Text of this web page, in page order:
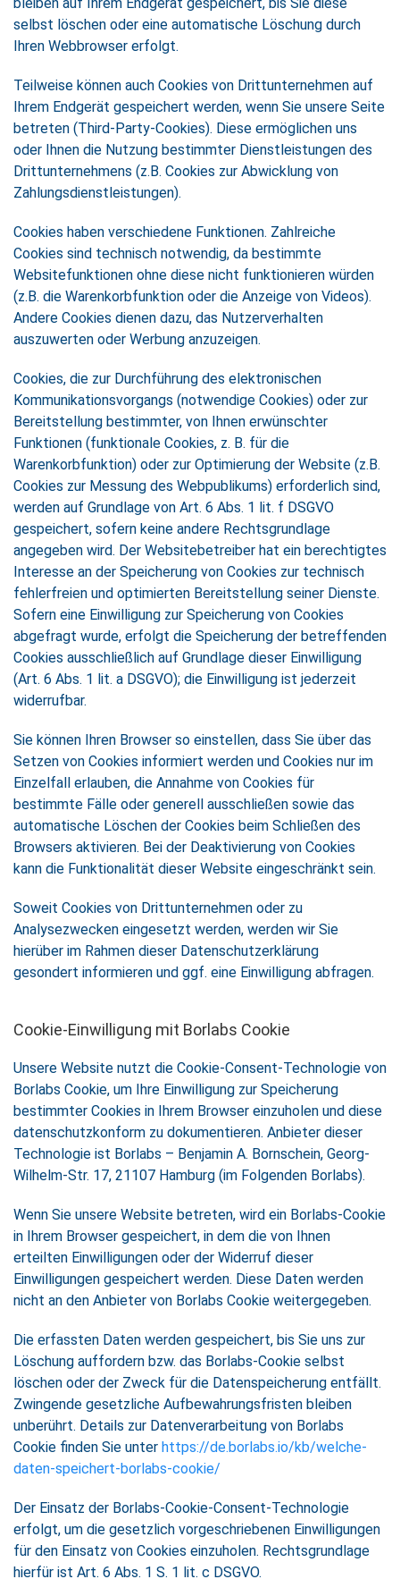
selbst löschen oder eine automatische Löschung durch
Ihren Webbrowser erfolgt.
Teilweise können auch Cookies von Drittunternehmen auf
Ihrem Endgerät gespeichert werden, wenn Sie unsere Seite
betreten (Third-Party-Cookies). Diese ermöglichen uns
oder Ihnen die Nutzung bestimmter Dienstleistungen des
Drittunternehmens (z.B. Cookies zur Abwicklung von
Zahlungsdienstleistungen).
Cookies haben verschiedene Funktionen. Zahlreiche
Cookies sind technisch notwendig, da bestimmte
Websitefunktionen ohne diese nicht funktionieren würden
(z.B. die Warenkorbfunktion oder die Anzeige von Videos).
Andere Cookies dienen dazu, das Nutzerverhalten
auszuwerten oder Werbung anzuzeigen.
Cookies, die zur Durchführung des elektronischen
Kommunikationsvorgangs (notwendige Cookies) oder zur
Bereitstellung bestimmter, von Ihnen erwünschter
Funktionen (funktionale Cookies, z. B. für die
Warenkorbfunktion) oder zur Optimierung der Website (z.B.
Cookies zur Messung des Webpublikums) erforderlich sind,
werden auf Grundlage von Art. 6 Abs. 1 lit. f DSGVO
gespeichert, sofern keine andere Rechtsgrundlage
angegeben wird. Der Websitebetreiber hat ein berechtigtes
Interesse an der Speicherung von Cookies zur technisch
fehlerfreien und optimierten Bereitstellung seiner Dienste.
Sofern eine Einwilligung zur Speicherung von Cookies
abgefragt wurde, erfolgt die Speicherung der betreffenden
Cookies ausschließlich auf Grundlage dieser Einwilligung
(Art. 6 Abs. 1 lit. a DSGVO); die Einwilligung ist jederzeit
widerrufbar.
Sie können Ihren Browser so einstellen, dass Sie über das
Setzen von Cookies informiert werden und Cookies nur im
Einzelfall erlauben, die Annahme von Cookies für
bestimmte Fälle oder generell ausschließen sowie das
automatische Löschen der Cookies beim Schließen des
Browsers aktivieren. Bei der Deaktivierung von Cookies
kann die Funktionalität dieser Website eingeschränkt sein.
Soweit Cookies von Drittunternehmen oder zu
Analysezwecken eingesetzt werden, werden wir Sie
hierüber im Rahmen dieser Datenschutzerklärung
gesondert informieren und ggf. eine Einwilligung abfragen.
Cookie-Einwilligung mit Borlabs Cookie
Unsere Website nutzt die Cookie-Consent-Technologie von
Borlabs Cookie, um Ihre Einwilligung zur Speicherung
bestimmter Cookies in Ihrem Browser einzuholen und diese
datenschutzkonform zu dokumentieren. Anbieter dieser
Technologie ist Borlabs – Benjamin A. Bornschein, Georg-
Wilhelm-Str. 17, 21107 Hamburg (im Folgenden Borlabs).
Wenn Sie unsere Website betreten, wird ein Borlabs-Cookie
in Ihrem Browser gespeichert, in dem die von Ihnen
erteilten Einwilligungen oder der Widerruf dieser
Einwilligungen gespeichert werden. Diese Daten werden
nicht an den Anbieter von Borlabs Cookie weitergegeben.
Die erfassten Daten werden gespeichert, bis Sie uns zur
Löschung auffordern bzw. das Borlabs-Cookie selbst
löschen oder der Zweck für die Datenspeicherung entfällt.
Zwingende gesetzliche Aufbewahrungsfristen bleiben
unberührt. Details zur Datenverarbeitung von Borlabs
Cookie finden Sie unter https://de.borlabs.io/kb/welche-
daten-speichert-borlabs-cookie/
Der Einsatz der Borlabs-Cookie-Consent-Technologie
erfolgt, um die gesetzlich vorgeschriebenen Einwilligungen
für den Einsatz von Cookies einzuholen. Rechtsgrundlage
hierfür ist Art. 6 Abs. 1 S. 1 lit. c DSGVO.